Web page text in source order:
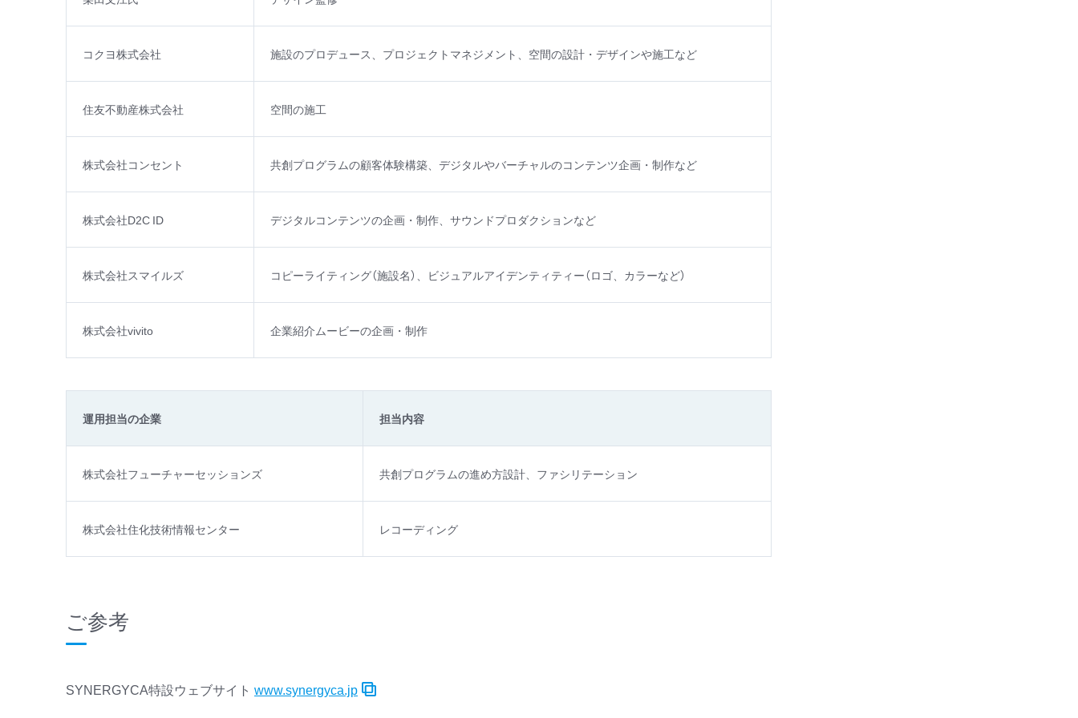
コクヨ株式会社 施設のプロデュース、プロジェクトマネジメント、空間の設計・デザインや施工など
住友不動産株式会社 空間の施工
株式会社コンセント 共創プログラムの顧客体験構築、デジタルやバーチャルのコンテンツ企画・制作など
株式会社D2C ID デジタルコンテンツの企画・制作、サウンドプロダクションなど
株式会社スマイルズ コピーライティング（施設名）、ビジュアルアイデンティティー（ロゴ、カラーなど）
株式会社vivito 企業紹介ムービーの企画・制作
運用担当の企業 担当内容
株式会社フューチャーセッションズ 共創プログラムの進め方設計、ファシリテーション
株式会社住化技術情報センター レコーディング
ご参考
SYNERGYCA特設ウェブサイト www.synergyca.jp